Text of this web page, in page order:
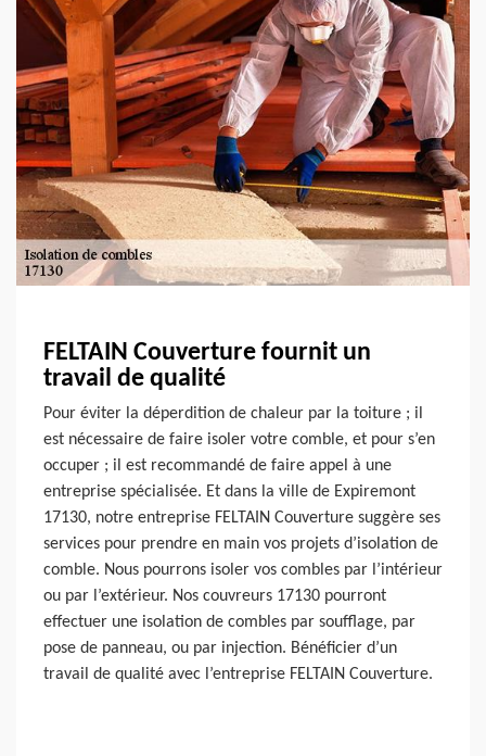
FELTAIN Couverture fournit un
travail de qualité
Pour éviter la déperdition de chaleur par la toiture ; il
est nécessaire de faire isoler votre comble, et pour s’en
occuper ; il est recommandé de faire appel à une
entreprise spécialisée. Et dans la ville de Expiremont
17130, notre entreprise FELTAIN Couverture suggère ses
services pour prendre en main vos projets d’isolation de
comble. Nous pourrons isoler vos combles par l’intérieur
ou par l’extérieur. Nos couvreurs 17130 pourront
effectuer une isolation de combles par soufflage, par
pose de panneau, ou par injection. Bénéficier d’un
travail de qualité avec l’entreprise FELTAIN Couverture.